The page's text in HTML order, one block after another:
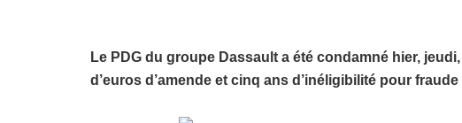
Le PDG du groupe Dassault a été condamné hier,
d’euros d’amende et cinq ans d’inéligibilité pour